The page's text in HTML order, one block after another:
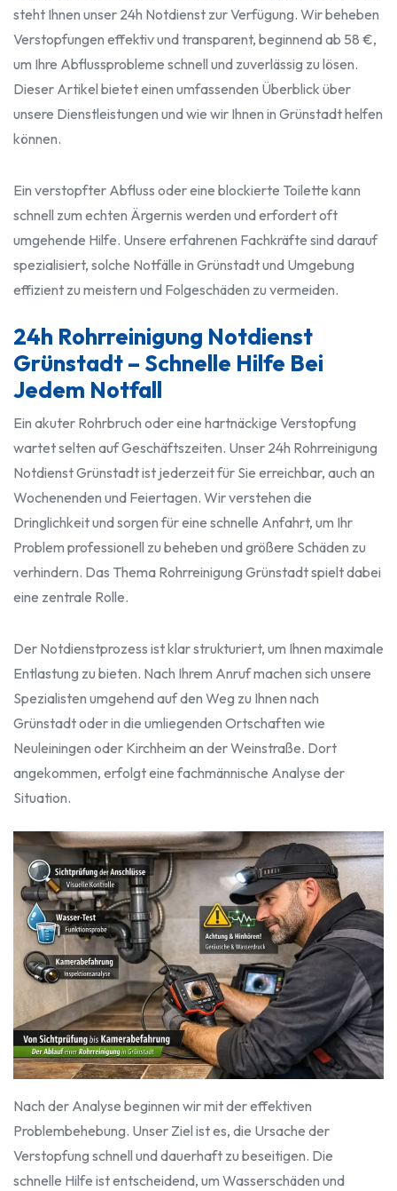
steht Ihnen unser 24h Notdienst zur Verfügung. Wir beheben
Verstopfungen effektiv und transparent, beginnend ab 58 €,
um Ihre Abflussprobleme schnell und zuverlässig zu lösen.
Dieser Artikel bietet einen umfassenden Überblick über
unsere Dienstleistungen und wie wir Ihnen in Grünstadt helfen
können.
Ein verstopfter Abfluss oder eine blockierte Toilette kann
schnell zum echten Ärgernis werden und erfordert oft
umgehende Hilfe. Unsere erfahrenen Fachkräfte sind darauf
spezialisiert, solche Notfälle in Grünstadt und Umgebung
effizient zu meistern und Folgeschäden zu vermeiden.
24h Rohrreinigung Notdienst
Grünstadt – Schnelle Hilfe Bei
Jedem Notfall
Ein akuter Rohrbruch oder eine hartnäckige Verstopfung
wartet selten auf Geschäftszeiten. Unser 24h Rohrreinigung
Notdienst Grünstadt ist jederzeit für Sie erreichbar, auch an
Wochenenden und Feiertagen. Wir verstehen die
Dringlichkeit und sorgen für eine schnelle Anfahrt, um Ihr
Problem professionell zu beheben und größere Schäden zu
verhindern. Das Thema Rohrreinigung Grünstadt spielt dabei
eine zentrale Rolle.
Der Notdienstprozess ist klar strukturiert, um Ihnen maximale
Entlastung zu bieten. Nach Ihrem Anruf machen sich unsere
Spezialisten umgehend auf den Weg zu Ihnen nach
Grünstadt oder in die umliegenden Ortschaften wie
Neuleiningen oder Kirchheim an der Weinstraße. Dort
angekommen, erfolgt eine fachmännische Analyse der
Situation.
Nach der Analyse beginnen wir mit der effektiven
Problembehebung. Unser Ziel ist es, die Ursache der
Verstopfung schnell und dauerhaft zu beseitigen. Die
schnelle Hilfe ist entscheidend, um Wasserschäden und